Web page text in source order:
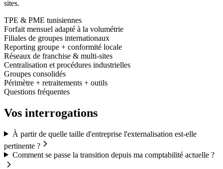
sites.
TPE & PME tunisiennes
Forfait mensuel adapté à la volumétrie
Filiales de groupes internationaux
Reporting groupe + conformité locale
Réseaux de franchise & multi-sites
Centralisation et procédures industrielles
Groupes consolidés
Périmètre + retraitements + outils
Questions fréquentes
Vos interrogations
À partir de quelle taille d'entreprise l'externalisation est-elle
pertinente ?
Comment se passe la transition depuis ma comptabilité actuelle ?